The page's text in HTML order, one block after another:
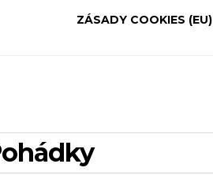
ZÁSADY COOKIES (EU)
pohádky